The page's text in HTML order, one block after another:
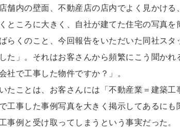
舗内の壁面、不動産店の店内でよく見かけ
ところに大きく、自社が建てた住宅の写真を
らくのこと、今回報告をいただいた同社スタ
た」。それはお客さんから頻繁にこう聞かれ
社で工事した物件ですか？」。
たことは、お客さんには「不動産業＝建築工
工事した事例写真を大きく掲示してあるに
事例と受け取ってしまうという事実だった。